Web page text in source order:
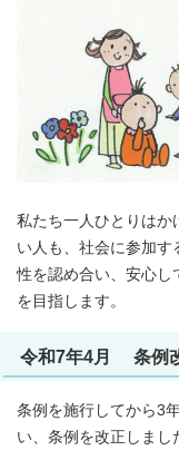
私たち一人ひとりはか
い人も、社会に参加す
性を認め合い、安心
を目指します。
令和7年4月 条例
条例を施行してから3
い、条例を改正しまし